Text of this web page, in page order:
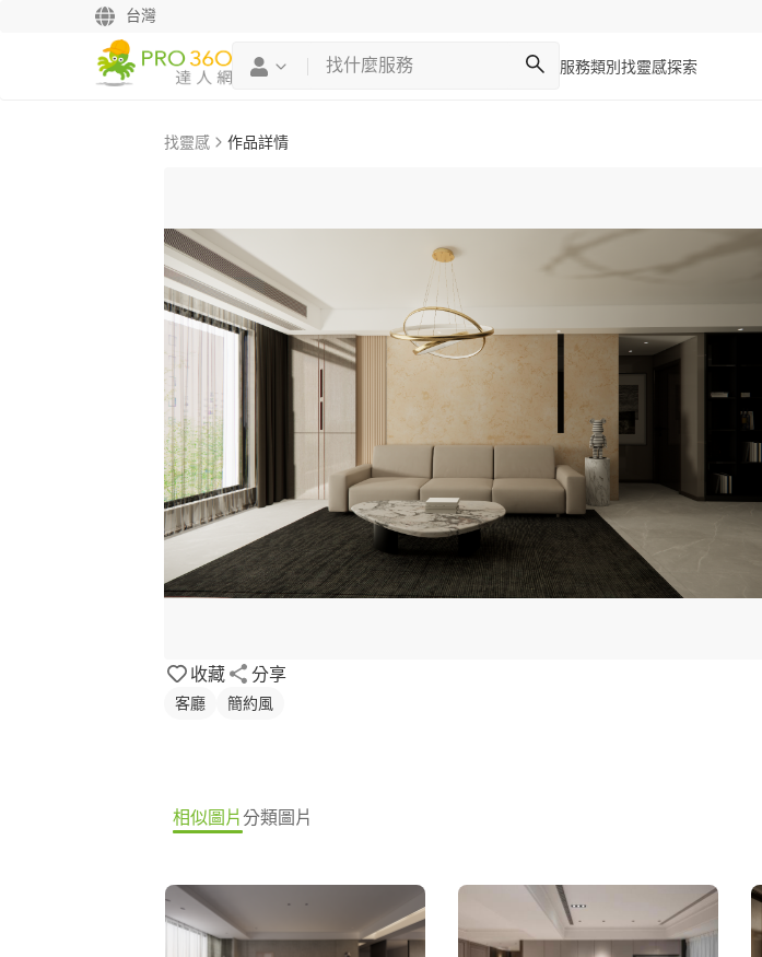
台灣
服務類別 找靈感探索
找靈感 作品詳情
收藏 分享
客廳 簡約風
相似圖片分類圖片